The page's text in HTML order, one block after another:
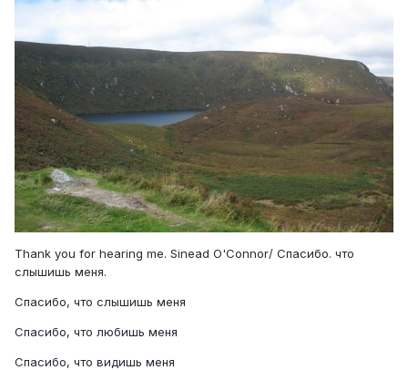
Thank you for hearing me. Sinead O'Connor/ Спасибо. что
слышишь меня.
Спасибо, что слышишь меня
Спасибо, что любишь меня
Спасибо, что видишь меня